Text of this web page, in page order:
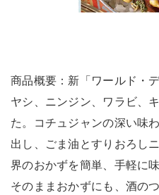
商品概要：新「ワールド・
ヤシ、ニンジン、ワラビ、
た。コチュジャンの深い味
出し、ごま油とすりおろし
界のおかずを簡単、手軽に
そのままおかずにも、酒の